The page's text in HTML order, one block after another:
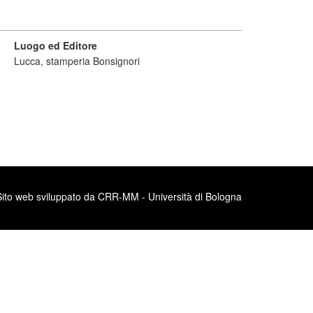
Luogo ed Editore
Lucca, stamperia Bonsignori
web sviluppato da CRR-MM - Università di Bologna